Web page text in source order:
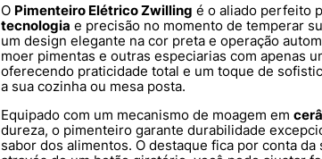
O Pimenteiro Elétrico Zwilling é o aliado perfeito
tecnologia e precisão no momento de temperar
um design elegante na cor preta e operação
moer pimentas e outras especiarias com apenas
oferecendo praticidade total e um toque de
a sua cozinha ou mesa posta.
Equipado com um mecanismo de moagem em
dureza, o pimenteiro garante durabilidade
sabor dos alimentos. O destaque fica por conta da